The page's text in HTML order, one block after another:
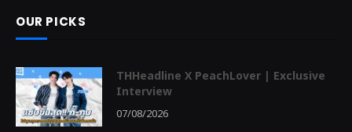
OUR PICKS
THHeadline X PeachLover | Exclusive
Interview
07/08/2026